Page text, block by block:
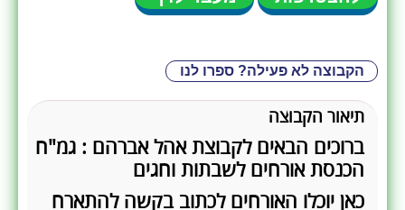
הקבוצה לא פעילה? ספרו לנו
תיאור הקבוצה
ברוכים הבאים לקבוצת אהל אברהם : גמ"ח
הכנסת אורחים לשבתות וחגים
כאן יוכלו האורחים לכתוב בקשה להתארח